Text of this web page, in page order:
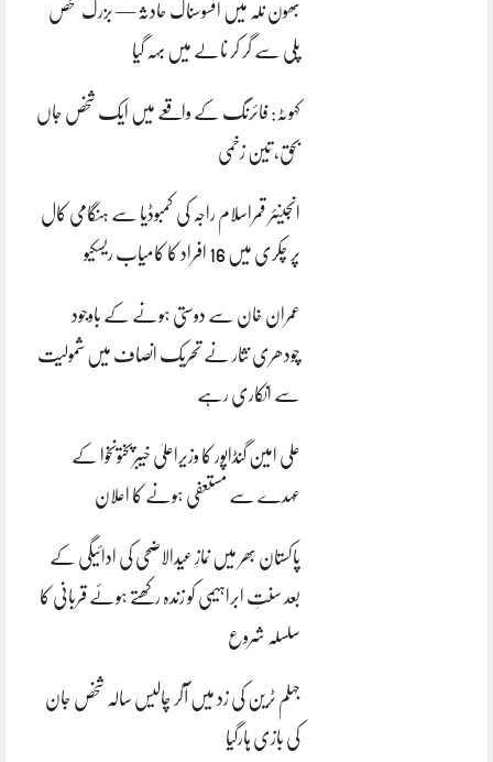
بھون نلہ میں افسوسناک حادثہ — بزرگ شخص
پلی سے گر کر نالے میں بہہ گیا
کہوٹہ: فائرنگ کے واقعے میں ایک شخص جاں
بحق، تین زخمی
انجینئر قمراسلام راجہ کی کمبوڈیا سے ہنگامی کال
پر چکری میں 16 افراد کا کامیاب ریسکیو
عمران خان سے دوستی ہونے کے باوجود
چودھری نثار نے تحریک انصاف میں شمولیت
سے انکاری رہے
علی امین گنڈاپور کا وزیراعلیٰ خیبرپختونخوا کے
عہدے سے مستعفی ہونے کا اعلان
پاکستان بھر میں نمازِ عیدالاضحی کی ادائیگی کے
بعد سنتِ ابراہیمی کو زندہ رکھتے ہوئے قربانی کا
سلسلہ شروع
جہلم ٹرین کی زد میں آکر چالیس سالہ شخص جان
کی بازی ہارگیا